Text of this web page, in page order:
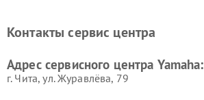
Yamaha
Yamaha
Контакты сервис центра
Адрес сервисного центра Yamaha:
г. Чита, ул. Журавлёва, 79